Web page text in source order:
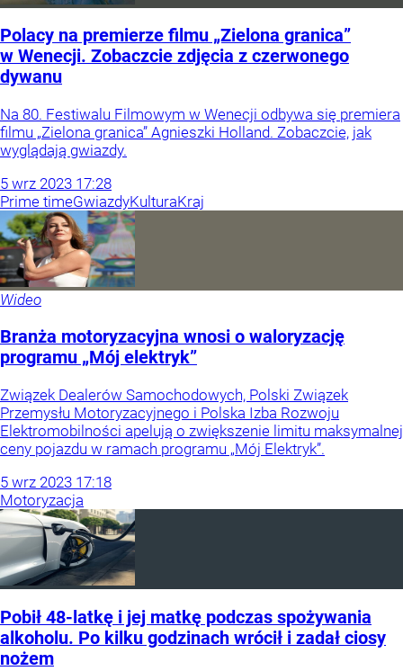
Polacy na premierze filmu „Zielona granica”
w Wenecji. Zobaczcie zdjęcia z czerwonego
dywanu
Na 80. Festiwalu Filmowym w Wenecji odbywa się premiera
filmu „Zielona granica” Agnieszki Holland. Zobaczcie, jak
wyglądają gwiazdy.
5 wrz 2023 17:28
Prime timeGwiazdyKulturaKraj
Wideo
Branża motoryzacyjna wnosi o waloryzację
programu „Mój elektryk”
Związek Dealerów Samochodowych, Polski Związek
Przemysłu Motoryzacyjnego i Polska Izba Rozwoju
Elektromobilności apelują o zwiększenie limitu maksymalnej
ceny pojazdu w ramach programu „Mój Elektryk”.
5 wrz 2023 17:18
Motoryzacja
Pobił 48-latkę i jej matkę podczas spożywania
alkoholu. Po kilku godzinach wrócił i zadał ciosy
nożem